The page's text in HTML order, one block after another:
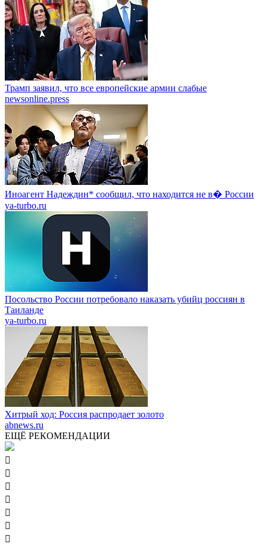
Трамп заявил, что все европейские армии слабые
newsonline.press
Иноагент Надеждин* сообщил, что находится не в� России
ya-turbo.ru
Посольство России потребовало наказать убийц россиян в
Таиланде
ya-turbo.ru
Хитрый ход: Россия распродает золото
abnews.ru
ЕЩЁ РЕКОМЕНДАЦИИ






